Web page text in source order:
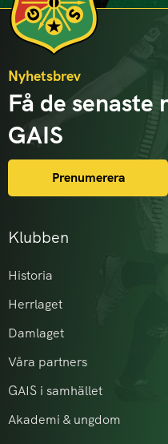
Klubben
Historia
Herrlaget
Damlaget
Våra partners
GAIS i samhället
Akademi & ungdom
Nyhetsbrev
Få de senaste
GAIS
Prenumerera